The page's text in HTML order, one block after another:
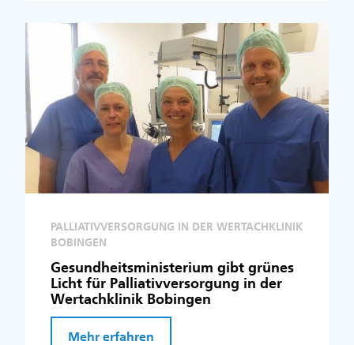
PALLIATIVVERSORGUNG IN DER WERTACHKLINIK
BOBINGEN
Gesundheitsministerium gibt grünes
Licht für Palliativversorgung in der
Wertachklinik Bobingen
Mehr erfahren